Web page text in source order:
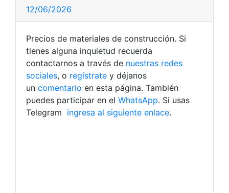
12/06/2026
Precios de materiales de construcción. Si
tienes alguna inquietud recuerda
contactarnos a través de nuestras redes
sociales, o regístrate y déjanos
un comentario en esta página. También
puedes participar en el WhatsApp. Si usas
Telegram ingresa al siguiente enlace.